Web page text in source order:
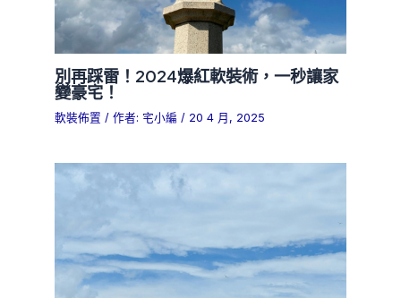
別再踩雷！2024爆紅軟裝術，一秒讓家
變豪宅！
軟裝佈置 / 作者: 宅小編 / 20 4 月, 2025